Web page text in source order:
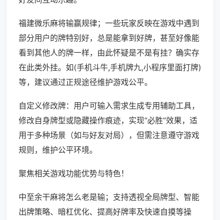
福建微乐麻将输赢规律；一些玩家反映在游戏中遇到
部分用户的牌特别好，总是能拿到好牌，甚至好像能
看到其他人的牌一样，由此怀疑是不是有挂？确实存
在此类外挂。如(手机斗牛,手机牌九,小程序里面打牌)
等，建议通过正规途径维护游戏公平。
自定义修改牌：用户可输入需求生成专用辅助工具，
修改自身牌型或隐藏操作痕迹，实现“必胜”效果，适
用于多种场景（如与好友对局），但需注意遵守游戏
规则，维护公平环境。
聚焦相关游戏功能优势与特色！
中至余干麻将怎么老是输；支持透视全局牌型、智能
出牌策略、暗杠优化、提高好牌率及快速自摸等操